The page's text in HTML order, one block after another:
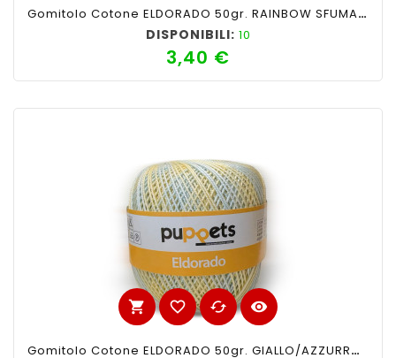
Gomitolo Cotone ELDORADO 50gr. RAINBOW SFUMATO N°135
DISPONIBILI: 10
3,40 €
shopping_cart favorite_border cached visibility
Gomitolo Cotone ELDORADO 50gr. GIALLO/AZZURRO SFUMATO N°128